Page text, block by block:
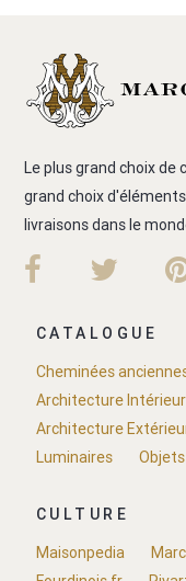
Le plus grand choix de
grand choix
livraisons dans le
CATALOGUE
Cheminées
Architecture
Architecture
Luminaires
CULTURE
Maisonpedia